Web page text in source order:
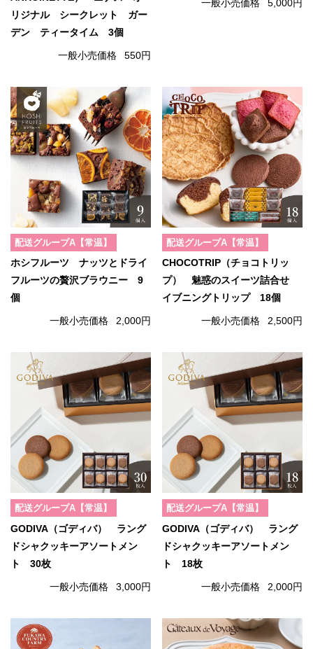
リジナル シークレット ガー
デン ティータイム 3個
一般小売価格 550円
一般小売価格 5,000円
配送グループA【常温】
ホシフルーツ ナッツとドライ
フルーツの贅沢ブラウニー 9
個
一般小売価格 2,000円
配送グループA【常温】
CHOCOTRIP（チョコトリッ
プ） 魅惑のスイーツ詰合せ
イブニングトリップ 18個
一般小売価格 2,500円
配送グループA【常温】
GODIVA（ゴディバ） ラング
ドシャクッキーアソートメン
ト 30枚
一般小売価格 3,000円
配送グループA【常温】
GODIVA（ゴディバ） ラング
ドシャクッキーアソートメン
ト 18枚
一般小売価格 2,000円